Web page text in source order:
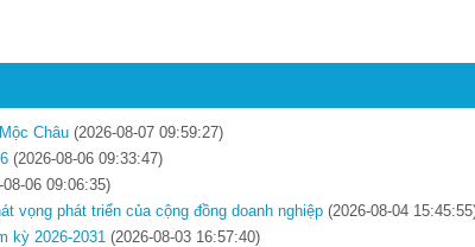
Châu (2026-08-07 09:59:27)
(2026-08-06 09:33:47)
08-06 09:06:35)
vọng phát triển của cộng đồng doanh nghiệp (2026-08-04
kỳ 2026-2031 (2026-08-03 16:57:40)